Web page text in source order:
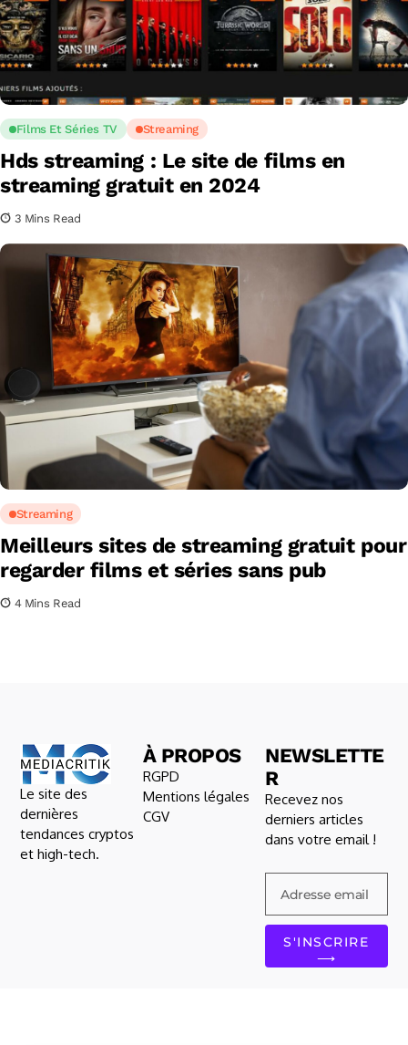
Films Et Séries TV Streaming
Hds streaming : Le site de films en
streaming gratuit en 2024
3 Mins Read
Streaming
Meilleurs sites de streaming gratuit pour
regarder films et séries sans pub
4 Mins Read
Le site des
dernières
tendances cryptos
et high-tech.
À PROPOS
RGPD
Mentions légales
CGV
NEWSLETTE
R
Recevez nos
derniers articles
dans votre email !
S'INSCRIRE
⟶